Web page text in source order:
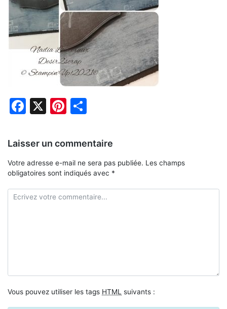
Facebook
X Pinterest
Laisser un commentaire
Votre adresse e-mail ne sera pas publiée. Les champs
obligatoires sont indiqués avec *
Vous pouvez utiliser les tags HTML suivants :